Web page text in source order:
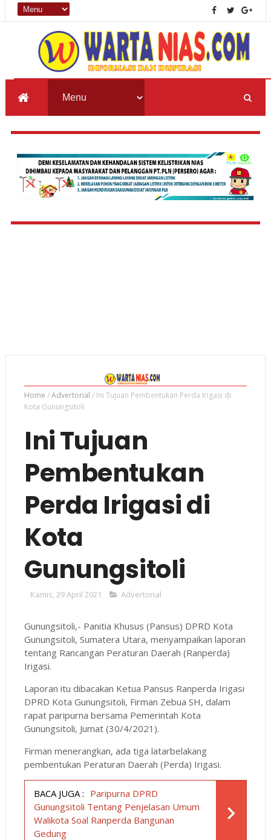
Home /Advertorial / Ini Tujuan Pembentukan Perda Irigasi di
Kota Gunungsitoli
Ini Tujuan
Pembentukan
Perda Irigasi di
Kota
Gunungsitoli
Kamis, 29 April 2021 Advertorial
Gunungsitoli,- Panitia Khusus (Pansus) DPRD Kota
Gunungsitoli, Sumatera Utara, menyampaikan laporan
tentang Rancangan Peraturan Daerah (Ranperda)
Irigasi.
Laporan itu dibacakan Ketua Pansus Ranperda Irigasi
DPRD Kota Gunungsitoli, Firman Zebua SH, dalam
rapat paripurna bersama Pemerintah Kota
Gunungsitoli, Jumat (30/4/2021).
Firman menerangkan, ada tiga latarbelakang
pembentukan Peraturan Daerah (Perda) Irigasi.
BACA JUGA : Paripurna DPRD
Gunungsitoli Tentang Penjelasan Umum
Walikota Soal Ranperda Bangunan
Gedung